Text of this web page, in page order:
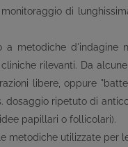
di
a metodiche
rilevanti. Da
libere, oppure
dosaggio ripetuto di
papillari o follicolari).
metodiche utilizzate per